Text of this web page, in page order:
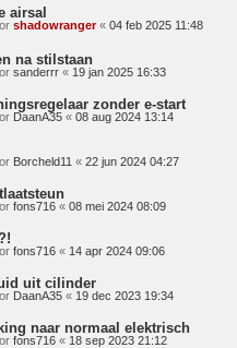
airsal
shadowranger« 04 feb 2025 11:48
na stilstaan
sanderrr « 19 jan 2025 16:33
zonder e-start
DaanA35 « 08 aug 2024 13:14
Borcheld11 « 22 jun 2024 04:27
fons716 « 08 mei 2024 08:09
fons716 « 14 apr 2024 09:06
uit cilinder
DaanA35 « 19 dec 2023 19:34
naar normaal elektrisch
fons716 « 18 sep 2023 21:12